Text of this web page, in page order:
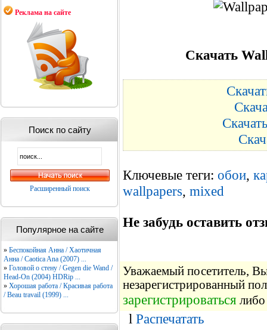
Реклама на сайте
Поиск по сайту
Расширенный поиск
Популярное на сайте
» Беспокойная Анна / Хаотичная
Анна / Caotica Ana (2007) ...
» Головой о стену / Gegen die Wand /
Head-On (2004) HDRip ...
» Хорошая работа / Красивая работа
/ Beau travail (1999) ...
Скачать
Ключевые теги: обои,
wallpapers, mixed
Не забудь оставить
Уважаемый посетитель,
незарегистрированный
зарегистрироваться
l Распечатать